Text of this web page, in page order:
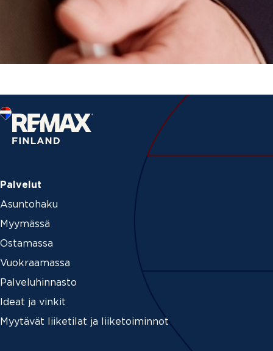
Palvelut
Asuntohaku
Myymässä
Ostamassa
Vuokraamassa
Palveluhinnasto
Ideat ja vinkit
Myytävät liiketilat ja liiketoiminnot